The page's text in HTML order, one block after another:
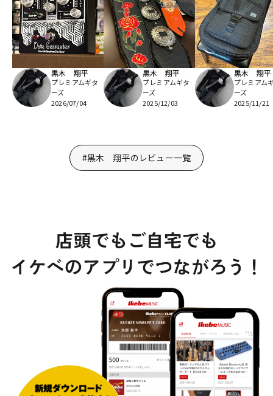
黒木 翔平
プレミアムギタ
ーズ
2026/07/04
黒木 翔平
プレミアムギタ
ーズ
2025/12/03
黒木 翔平
プレミアム
ーズ
2025/11/21
#黒木 翔平のレビュー一覧